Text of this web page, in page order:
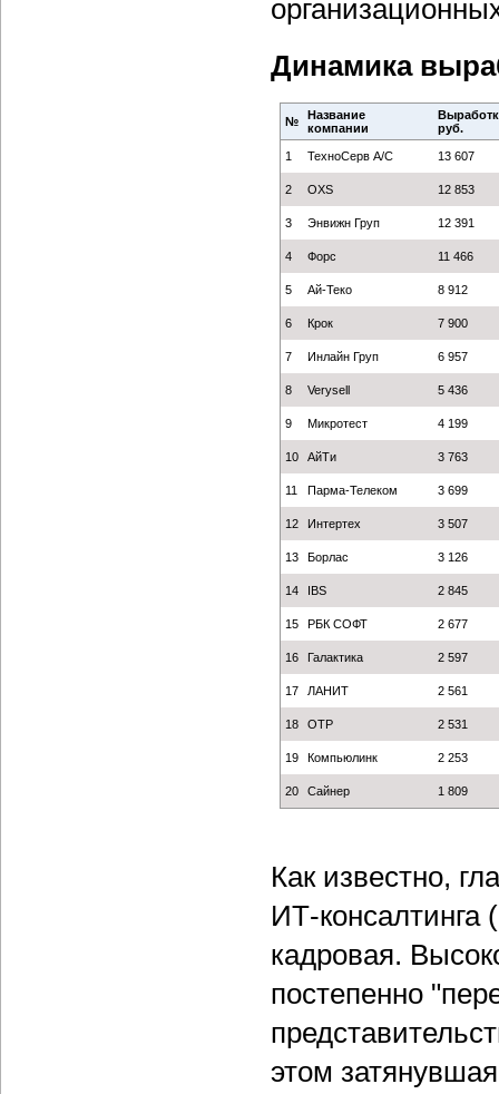
Динамика
№
Название
компании
руб.
1 ТехноСерв А/С 13 607
2 OXS 12 853
3 Энвижн Груп 12 391
4 Форс 11 466
5 Ай-Теко 8 912
6 Крок 7 900
7 Инлайн Груп 6 957
8 Verysell 5 436
9 Микротест 4 199
10 АйТи 3 763
11 Парма-Телеком 3 699
12 Интертех 3 507
13 Борлас 3 126
14 IBS 2 845
15 РБК СОФТ 2 677
16 Галактика 2 597
17 ЛАНИТ 2 561
18 ОТР 2 531
19 Компьюлинк 2 253
20 Сайнер 1 809
Как известно,
ИТ-
кадровая.
постепенно
этом